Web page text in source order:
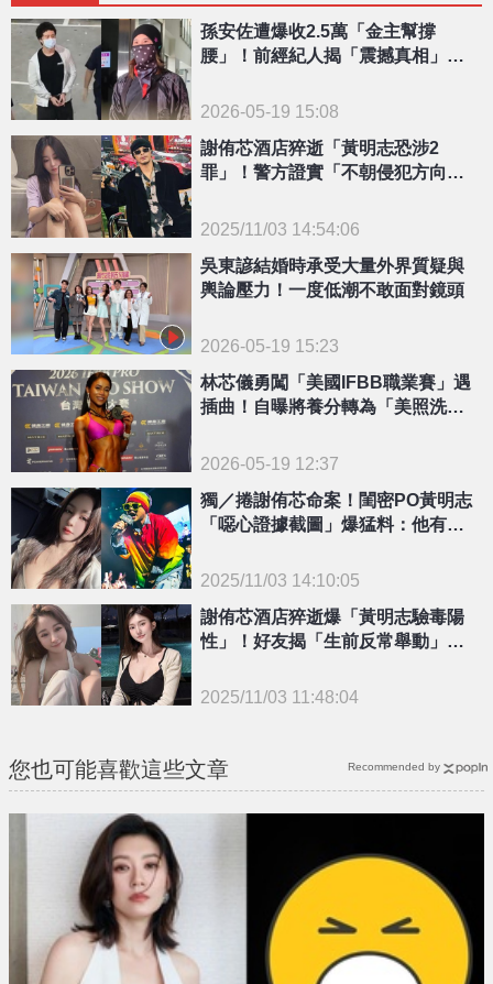
孫安佐遭爆收2.5萬「金主幫撐
腰」！前經紀人揭「震撼真相」：
2026-05-19 15:08
{PLAYICON}
謝侑芯酒店猝逝「黃明志恐涉2
罪」！警方證實「不朝侵犯方向偵
2025/11/03 14:54:06
吳東諺結婚時承受大量外界質疑與
輿論壓力！一度低潮不敢面對鏡頭
2026-05-19 15:23
林芯儀勇闖「美國IFBB職業賽」遇
插曲！自曝將養分轉為「美照洗
2026-05-19 12:37
{PLAYICON}
獨／捲謝侑芯命案！閨密PO黃明志
「噁心證據截圖」爆猛料：他有交
2025/11/03 14:10:05
謝侑芯酒店猝逝爆「黃明志驗毒陽
性」！好友揭「生前反常舉動」最
2025/11/03 11:48:04
您也可能喜歡這些文章 Recommended by